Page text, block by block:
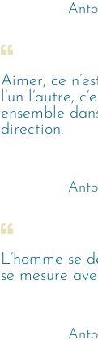
Aimer, ce
l’un l’autre,
ensemble
direction.
L’homme se
se mesure